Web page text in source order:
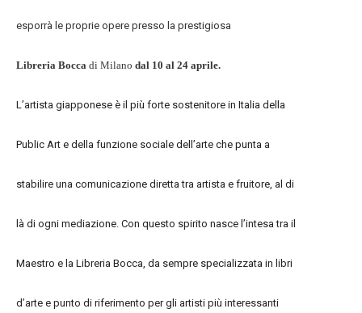
esporrà le proprie opere presso la prestigiosa
Libreria Bocca di Milano dal 10 al 24 aprile.
L’artista giapponese è il più forte sostenitore in Italia della
Public Art e della funzione sociale dell’arte che punta a
stabilire una comunicazione diretta tra artista e fruitore, al di
là di ogni mediazione. Con questo spirito nasce l’intesa tra il
Maestro e la Libreria Bocca, da sempre specializzata in libri
d’arte e punto di riferimento per gli artisti più interessanti